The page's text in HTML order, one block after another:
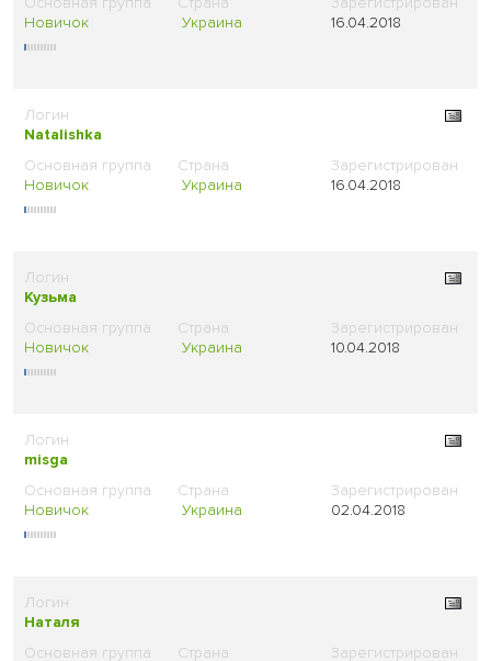
Новичок Украина 16.04.2018
Natalishka
Новичок Украина 16.04.2018
Кузьма
Новичок Украина 10.04.2018
misga
Новичок Украина 02.04.2018
Наталя